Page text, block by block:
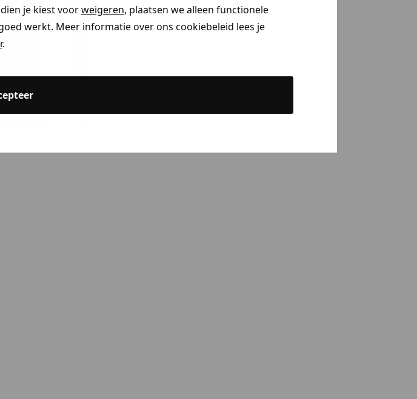
je kiest voorweigeren, plaatsen we alleen functionele
werkt. Meer informatie over ons cookiebeleid lees je
.